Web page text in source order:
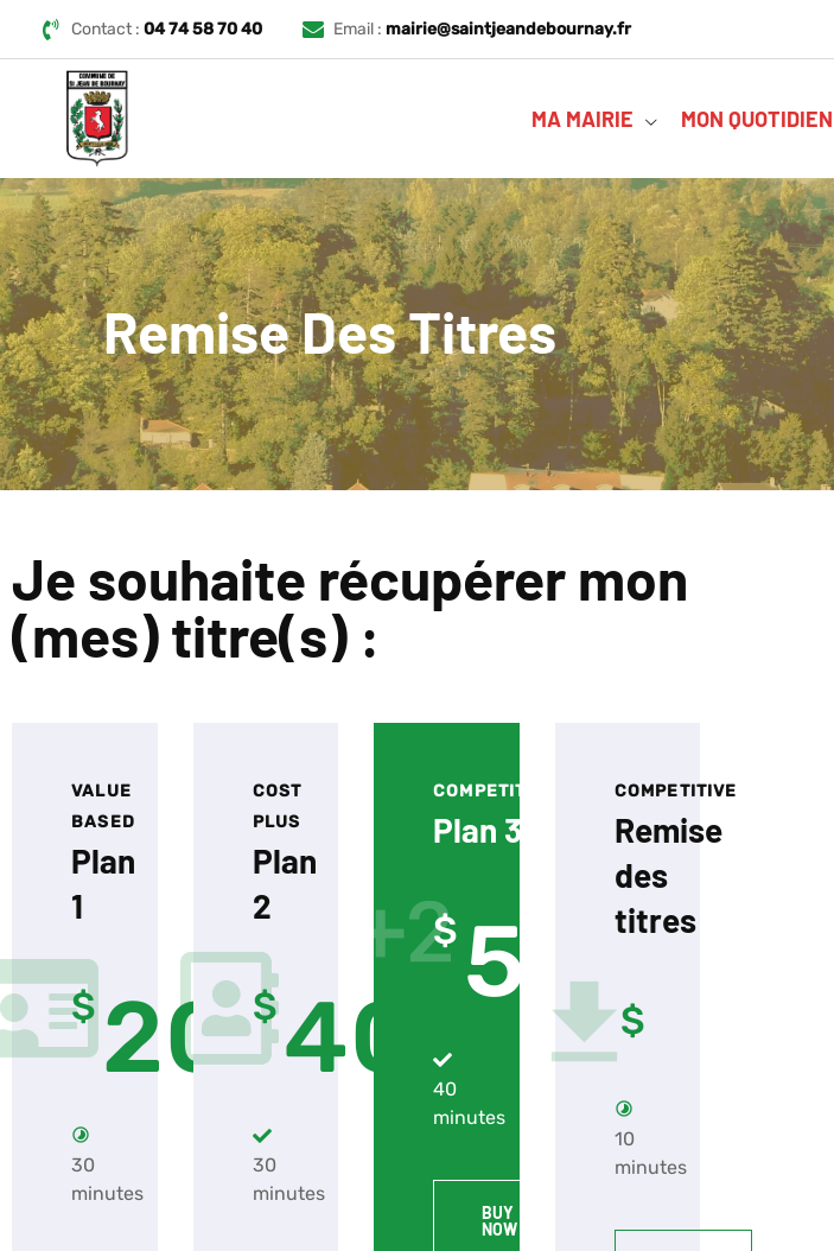
Contact :04 74 58 70 40 Email : mairie@saintjeandebournay.fr
MA MAIRIE MON QUOTIDIEN
Remise Des Titres
Je souhaite récupérer mon
(mes) titre(s) :
VALUE
BASED
Plan
1
$ 20
30
minutes
COST
PLUS
Plan
2
$40
30
minutes
COMPETITIVE
Plan 3
$ 50
40
minutes
BUY
NOW
COMPETITIVE
Remise
des
titres
$
10
minutes